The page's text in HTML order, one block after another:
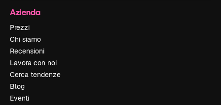
Azienda
Prezzi
Chi siamo
Recensioni
Lavora con noi
Cerca tendenze
Blog
Eventi